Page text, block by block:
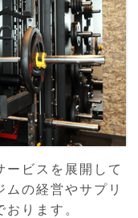
ビスを展開して
の経営やサプリ
ります。